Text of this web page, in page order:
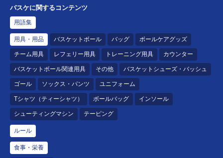
バスケに関するコンテンツ
用語集
用具・用品 バスケットボール バッグ ボールケアグッズ
チーム用具 レフェリー用具 トレーニング用具 カウンター
バスケットボール関連用具 その他 バスケットシューズ・バッシュ
ゴール ソックス・パンツ ユニフォーム
Tシャツ（ティーシャツ） ボールバッグ インソール
シューティングマシン テーピング
ルール
食事・栄養